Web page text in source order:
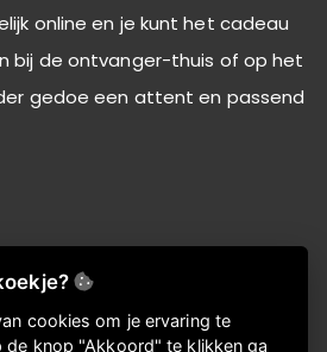
online en je kunt het cadeau
bij de ontvanger-thuis of op het
gedoe een attent en passend
cookies om je ervaring te
de knop "Akkoord" te klikken ga